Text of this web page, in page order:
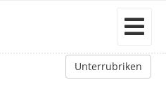
Unterrubriken